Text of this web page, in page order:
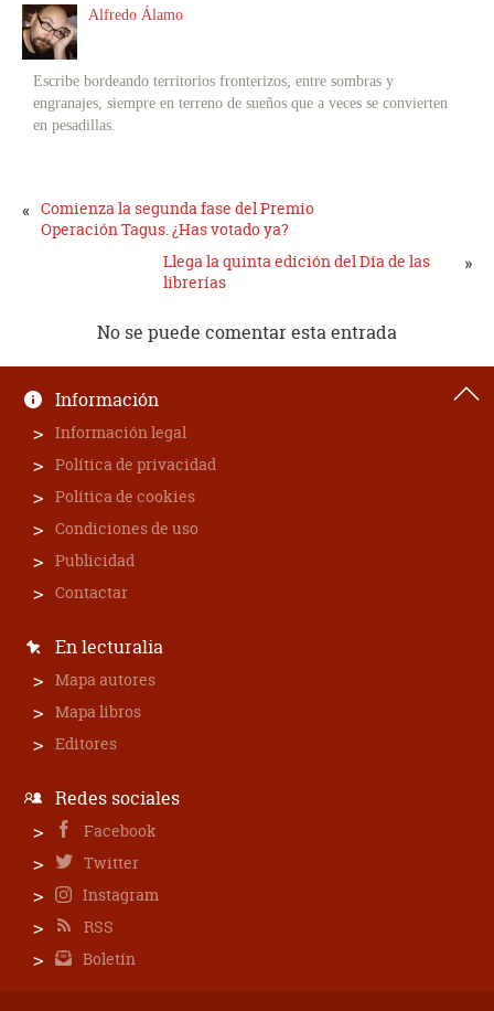
Alfredo Álamo
Escribe bordeando territorios fronterizos, entre sombras y
engranajes, siempre en terreno de sueños que a veces se convierten
en pesadillas.
« Comienza la segunda fase del Premio
Operación Tagus. ¿Has votado ya?
Llega la quinta edición del Día de las
librerías
»
No se puede comentar esta entrada
Información
Información legal
Política de privacidad
Política de cookies
Condiciones de uso
Publicidad
Contactar
En lecturalia
Mapa autores
Mapa libros
Editores
Redes sociales
Facebook
Twitter
Instagram
RSS
Boletín